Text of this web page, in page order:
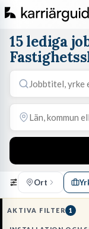
15 lediga
Ort
AKTIVA FILTER 1